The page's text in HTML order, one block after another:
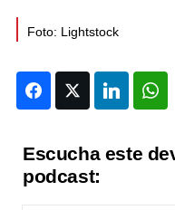
Foto: Lightstock
FacebookTwitter LinkedIn
Escucha este
podcast: